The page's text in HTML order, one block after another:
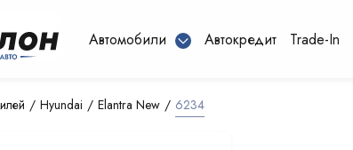
Автомобили Автокредит Trade-In
Hyundai Elantra New 6234